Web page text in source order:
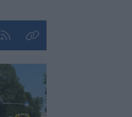
Kliknij aby przejść do
Kliknij aby zobaczyć